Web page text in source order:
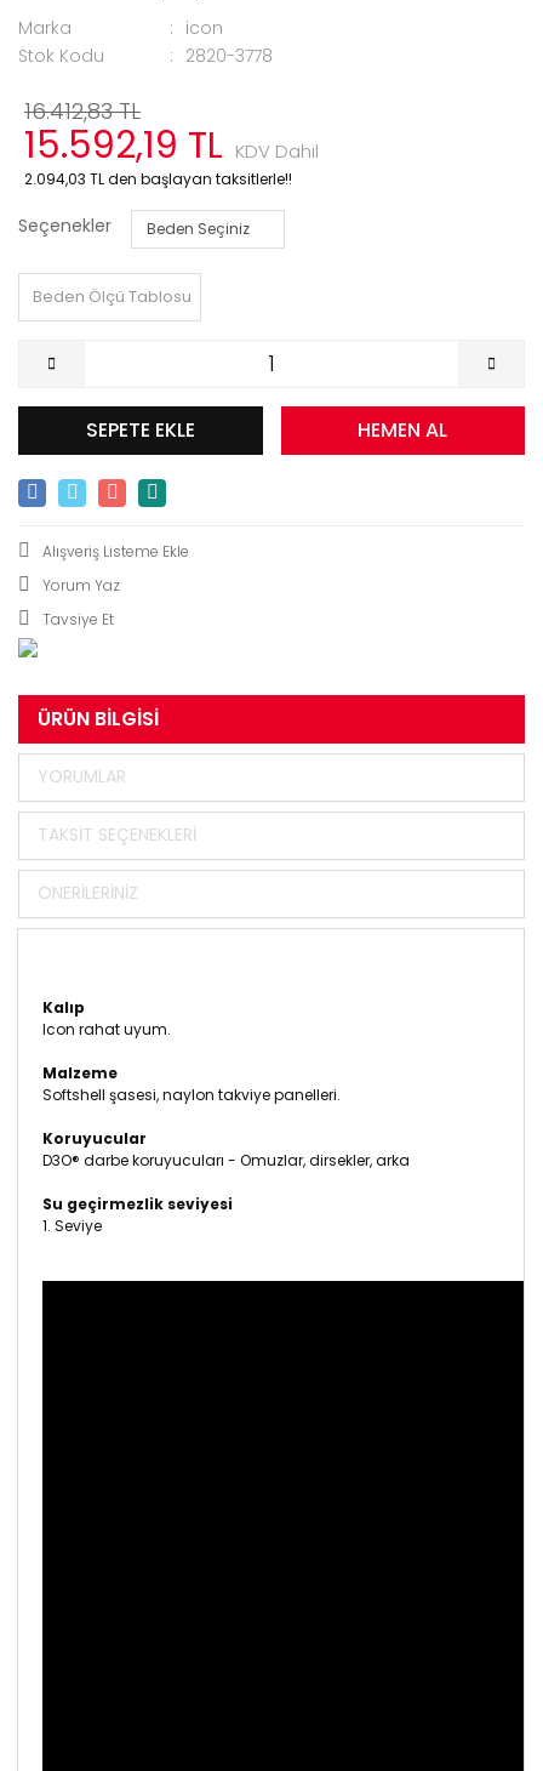
Marka
icon
Stok Kodu
2820-3778
16.412,83 TL
15.592,19 TL KDV Dahil
2.094,03 TL den başlayan taksitlerle!!
Seçenekler
Beden Ölçü Tablosu
SEPETE EKLE HEMEN AL
Yorum Yaz
Tavsiye Et
ÜRÜN BILGISI
YORUMLAR
TAKSIT SEÇENEKLERI
ÖNERILERINIZ
Kalıp
Icon rahat uyum.
Malzeme
Softshell şasesi, naylon takviye panelleri.
Koruyucular
D3O® darbe koruyucuları - Omuzlar, dirsekler, arka
Su geçirmezlik seviyesi
1. Seviye